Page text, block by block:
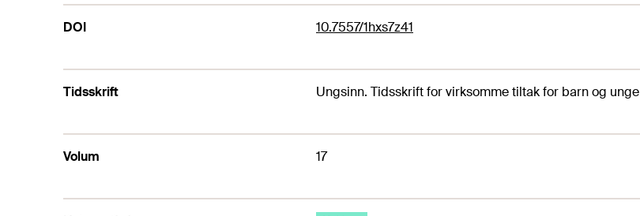
DOI 10.7557/1hxs7z41
Tidsskrift Ungsinn. Tidsskrift for virksomme tiltak for barn og unge
Volum 17